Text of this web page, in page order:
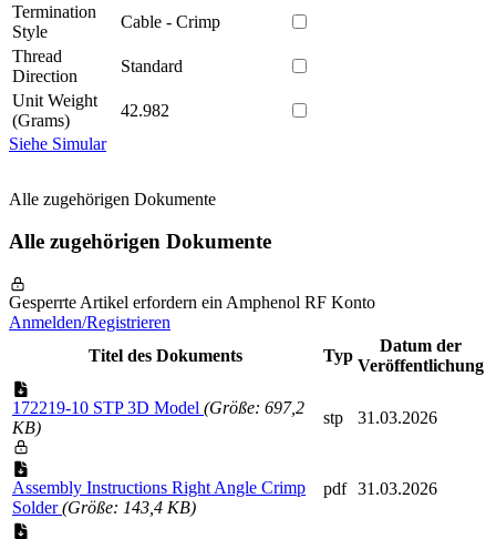
Termination
Style
Cable - Crimp
Thread
Direction
Standard
Unit Weight
(Grams)
42.982
Siehe Simular
Alle zugehörigen Dokumente
Alle zugehörigen Dokumente
Gesperrte Artikel erfordern ein Amphenol RF Konto
Anmelden/Registrieren
Titel des Dokuments
Typ
Datum der
Veröffentlichung
172219-10 STP 3D Model (Größe: 697,2
KB)
stp 31.03.2026
Assembly Instructions Right Angle Crimp
Solder(Größe: 143,4 KB)
pdf 31.03.2026